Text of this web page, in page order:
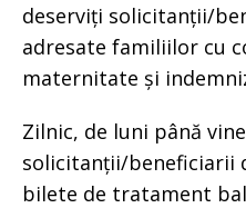
deserviți solicitanții/
adresate familiilor cu
maternitate și
Zilnic, de luni până
solicitanții/beneficiarii
bilete de tratament